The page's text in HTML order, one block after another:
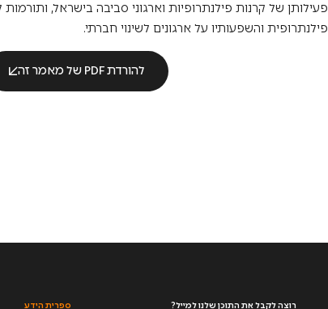
פעילותן של קרנות פילנתרופיות וארגוני סביבה בישראל,
פילנתרופית והשפעותיו על ארגונים לשינוי חברתי.
להורדת PDF של מאמר זה
רוצה לקבל את התוכן שלנו למייל? ספרית הידע